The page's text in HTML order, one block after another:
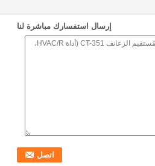
إرسال استفسارك مباشرة لنا